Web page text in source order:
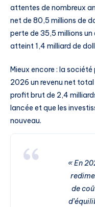
attentes de nombreux
net de 80,5 millions de
perte de 35,5 millions
atteint 1,4 milliard de
Mieux encore : la société
2026 un revenu net
profit brut de 2,4
lancée et que les
nouveau.
« En
de